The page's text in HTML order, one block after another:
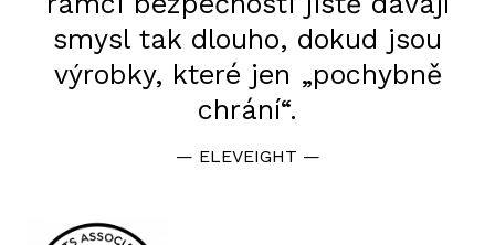
smysl tak dlouho, dokud jsou
výrobky, které jen „pochybně
chrání“.
— ELEVEIGHT —